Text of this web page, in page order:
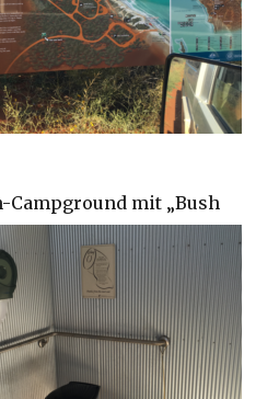
Campground mit „Bush